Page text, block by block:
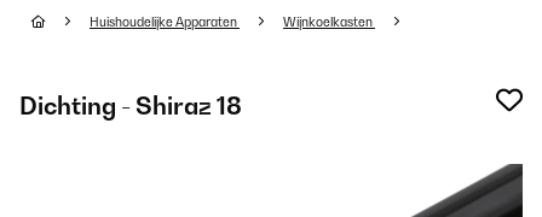
Huishoudelijke Apparaten Wijnkoelkasten
Dichting - Shiraz 18